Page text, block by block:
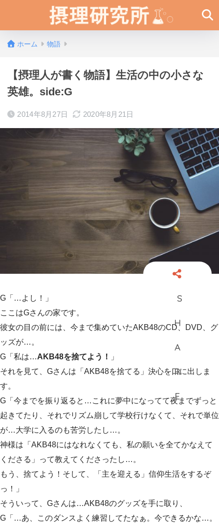
ホーム 物語
【摂理人が書く物語】生活の中の小さな
英雄。side:G
2014年8月27日 2020年8月21日
G「…よし！」
ここはGさんの家です。
彼女の目の前には、今まで集めていたAKB48のCD、DVD、グ
ッズが…。
G「私は…AKB48を捨てよう！
」
それを見て、Gさんは「AKB48を捨てる」決心を口に出しま
す。
G「今までを振り返ると…これに夢中になってて夜までずっと
起きてたり、それでリズム崩して学校行けなくて、それで単位
が…大学に入るのも苦労したし…。
神様は「AKB48にはなれなくても、私の願いを全てかなえて
くださる」って教えてくださったし…。
もう、捨てよう！そして、「主を迎える」信仰生活をするぞ
っ！」
そういって、Gさんは…AKB48のグッズを手に取り、
G「…あ、このダンスよく練習してたなぁ。今できるかな…。